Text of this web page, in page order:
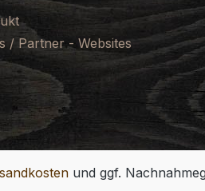
/ Partner - Websites
und ggf.